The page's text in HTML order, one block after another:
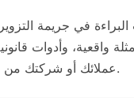
في جريمة التزوير
واقعية، وأدوات
عملائك أو شركتك من خدماتنا المتخصصة في هذا المجال.